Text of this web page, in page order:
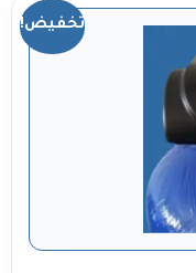
تخفيض!